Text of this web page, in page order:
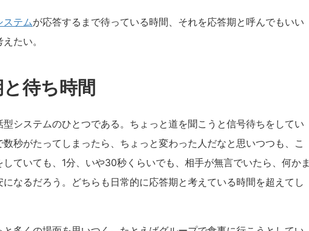
ステムが応答するまで待っている時間、それを応答期と呼んでもいい
たい。
待ち時間
システムのひとつである。ちょっと道を聞こうと信号待ちをしてい
秒がたってしまったら、ちょっと変わった人だなと思いつつも、こ
ていても、1分、いや30秒くらいでも、相手が無言でいたら、何かま
なるだろう。どちらも日常的に応答期と考えている時間を超えてし